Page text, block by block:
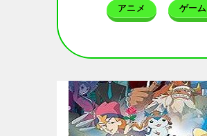
アニメ ゲーム